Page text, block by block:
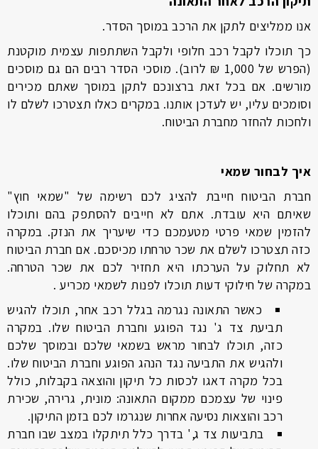
אנו ממליצים לתקן את הרכב במוסך הסדר.
כך תוכלו לקבל רכב חלופי ולקבל השתתפות עצמית מוקטנת
(הפרש של 1,000 ₪ לרוב). מוסכי הסדר רבים הם גם מוסכים
מורשים. אם בכל זאת ברצונכם לתקן במוסך שאתם מכירים
וסומכים עליו, יש לעדכן אותנו. במקרים כאלו תצטרכו לשלם לו
ולחכות להחזר מחברת הביטוח.
איך לבחור שמאי
חברת הביטוח חייבת להציג לכם רשימה של "שמאי חוץ"
שאיתם היא עובדת. אתם לא חייבים להסתפק בהם ותוכלו
להזמין שמאי פרטי מטעמכם כדי שיעריך את הנזק. במקרה
כזה תצטרכו לשלם את שכר טרחתו מכיסכם. אם חברת הביטוח
לא תחלוק על הערכתו היא תחזיר לכם את שכר הטרחה.
במקרה של חילוקי דעות תוכלו לפנות לשמאי מכריע .
כאשר התאונה נגרמה בגלל רכב אחר, תוכלו להגיש
תביעת צד ג' נגד הפוגע וחברת הביטוח שלו. במקרה
כזה, תוכלו לבחור מראש בשמאי שלכם ובמוסך שלכם
ולהגיש את התביעה נגד הנהג הפוגע וחברת הביטוח שלו.
בכל מקרה דאגו לכסות כל תיקון והוצאה בקבלות, כולל
פינוי של עצמכם ממקום התאונה: מונית, גרירה, שכירת
רכב והוצאות נסיעה אחרות שנגרמו לכם בזמן התיקון.
בתביעות צד ג,' בדרך כלל תיתקלו במצב שבו חברת